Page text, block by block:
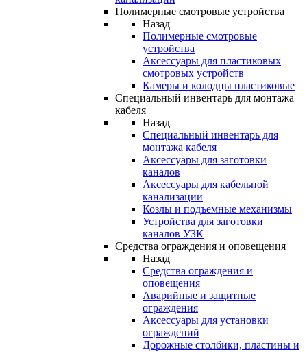
Полимерные смотровые устройства
Назад
Полимерные смотровые
устройства
Аксессуары для пластиковых
смотровых устройств
Камеры и колодцы пластиковые
Специальный инвентарь для монтажа
кабеля
Назад
Специальный инвентарь для
монтажа кабеля
Аксессуары для заготовки
каналов
Аксессуары для кабельной
канализации
Козлы и подъемные механизмы
Устройства для заготовки
каналов УЗК
Средства ограждения и оповещения
Назад
Средства ограждения и
оповещения
Аварийные и защитные
ограждения
Аксессуары для установки
ограждений
Дорожные столбики, пластины и